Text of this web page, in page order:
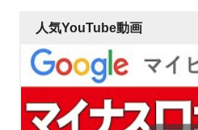
人気YouTube動画